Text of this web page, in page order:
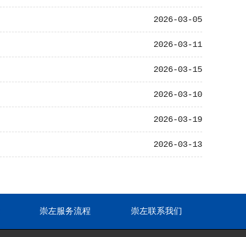
2026-03-05
2026-03-11
2026-03-15
2026-03-10
2026-03-19
2026-03-13
崇左服务流程 崇左联系我们